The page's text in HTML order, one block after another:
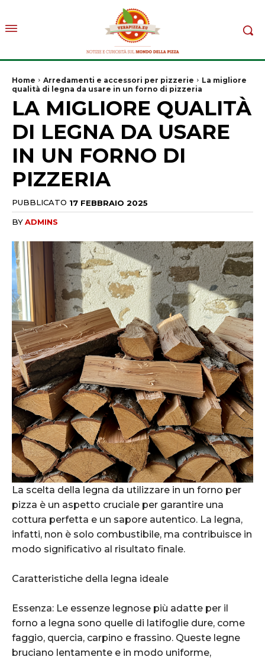
Home Arredamenti e accessori per pizzerie
La migliore
qualità di legna da usare in un forno di pizzeria
LA MIGLIORE QUALITÀ
DI LEGNA DA USARE
IN UN FORNO DI
PIZZERIA
PUBBLICATO 17 FEBBRAIO 2025
BYADMINS
La scelta della legna da utilizzare in un forno per
pizza è un aspetto cruciale per garantire una
cottura perfetta e un sapore autentico. La legna,
infatti, non è solo combustibile, ma contribuisce in
modo significativo al risultato finale.
Caratteristiche della legna ideale
Essenza: Le essenze legnose più adatte per il
forno a legna sono quelle di latifoglie dure, come
faggio, quercia, carpino e frassino. Queste legne
bruciano lentamente e in modo uniforme,